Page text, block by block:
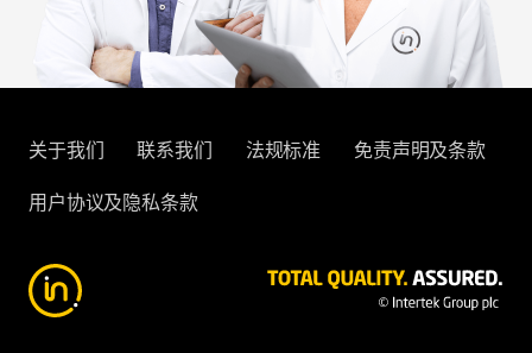
关于我们 联系我们 法规标准 免责声明及条款
用户协议及隐私条款